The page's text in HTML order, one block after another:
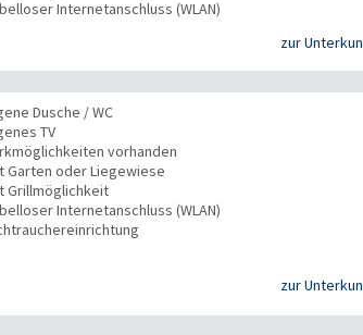
Internetanschluss (WLAN)
zur
Dusche / WC
TV
vorhanden
Garten oder Liegewiese
Grillmöglichkeit
Internetanschluss (WLAN)
zur